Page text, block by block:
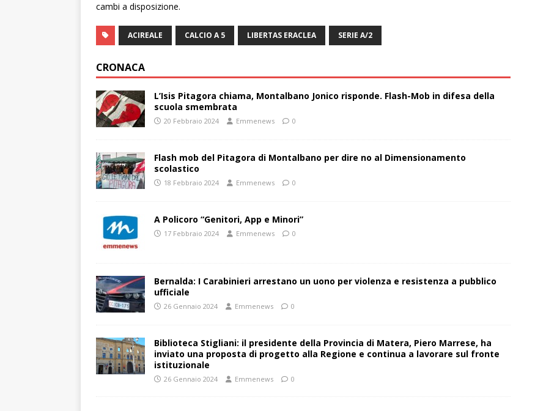
cambi a disposizione.
ACIREALE CALCIO A 5 LIBERTAS ERACLEA SERIE A/2
CRONACA
L’Isis Pitagora chiama, Montalbano Jonico risponde. Flash-Mob in difesa della
scuola smembrata
20 Febbraio 2024 Emmenews 0
Flash mob del Pitagora di Montalbano per dire no al Dimensionamento
scolastico
18 Febbraio 2024 Emmenews 0
A Policoro “Genitori, App e Minori”
17 Febbraio 2024 Emmenews 0
Bernalda: I Carabinieri arrestano un uono per violenza e resistenza a pubblico
ufficiale
26 Gennaio 2024 Emmenews 0
Biblioteca Stigliani: il presidente della Provincia di Matera, Piero Marrese, ha
inviato una proposta di progetto alla Regione e continua a lavorare sul fronte
istituzionale
26 Gennaio 2024 Emmenews 0